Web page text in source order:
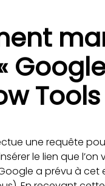
Tools
une requête
le lien que
a prévu à cet